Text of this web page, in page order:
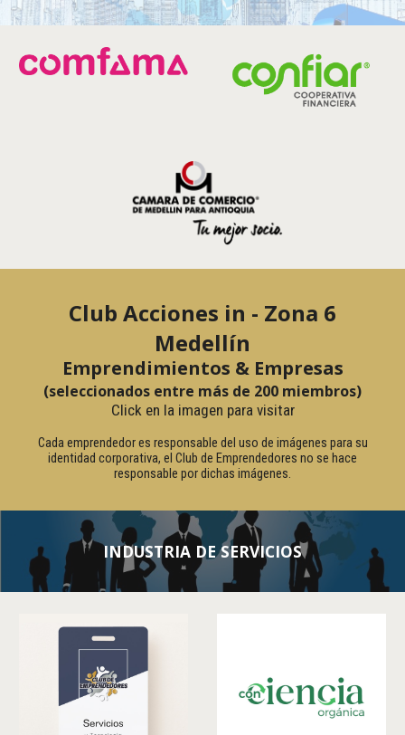
Club Acciones in - Zona 6
Medellín
Emprendimientos & Empresas
(seleccionados entre más de 200 miembros)
Click en la imagen para visitar
Cada emprendedor es responsable del uso de imágenes para su
identidad corporativa, el Club de Emprendedores no se hace
responsable por dichas imágenes.
INDUSTRIA DE SERVICIOS